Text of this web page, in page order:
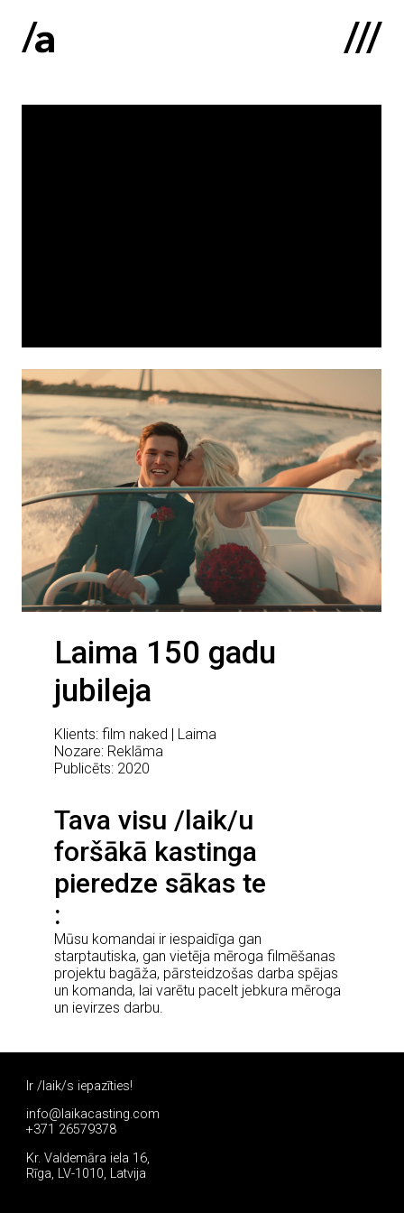
:
Laima 150 gadu
jubileja
Klients: film naked | Laima
Nozare: Reklāma
Publicēts: 2020
Tava visu /laik/u
foršākā kastinga
pieredze sākas te
Mūsu komandai ir iespaidīga gan
starptautiska, gan vietēja mēroga filmēšanas
projektu bagāža, pārsteidzošas darba spējas
un komanda, lai varētu pacelt jebkura mēroga
un ievirzes darbu.
Ir /laik/s iepazīties!
info@laikacasting.com
+371 26579378
Kr. Valdemāra iela 16,
Rīga, LV-1010, Latvija